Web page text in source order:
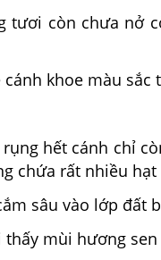
tươi còn chưa nở
khoe màu sắc
hết cánh chỉ
chứa rất nhiều hạt
sâu vào lớp đất
mùi hương